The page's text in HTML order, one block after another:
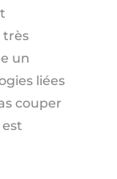
très
un
liées
couper